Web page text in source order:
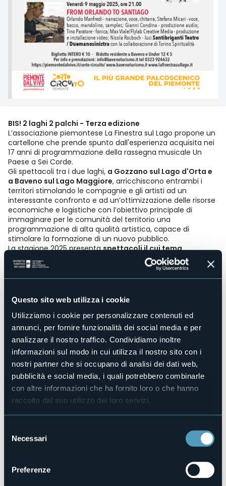
Questo sito web utilizza i cookie
Utilizziamo i cookie per personalizzare contenuti ed
annunci, per fornire funzionalità dei social media e per
analizzare il nostro traffico. Condividiamo inoltre
informazioni sul modo in cui utilizza il nostro sito con i
nostri partner che si occupano di analisi dei dati web,
pubblicità e social media, i quali potrebbero combinarle
con altre informazioni che ha fornito loro o che hanno
raccolto dal suo utilizzo dei loro servizi.
delNecessari
Preferenze
BIS! 2 laghi 2 palchi - Terza edizione
L’associazione piemontese La Finestra sul Lago propone un
cartellone che prende spunto dall'esperienza acquisita nei
17 anni di programmazione della rassegna musicale Un
Paese a Sei Corde.
Gli spettacoli tra i due laghi, a Gozzano sul Lago d'Orta e
a Baveno sul Lago Maggiore, arricchiscono entrambi i
territori stimolando le compagnie e gli artisti ad un
interessante confronto e ad un’ottimizzazione delle risorse
economiche e logistiche con l’obiettivo principale di
immaginare per le comunità del territorio una
programmazione di alta qualità artistica, capace di
stimolare la formazione di un nuovo pubblico.
La stagione 2025 presentaspettacoli il cui tema
principale è il viaggio
, perché viaggiare nello spazio e nel
tempo è speranza, scoperta e conoscenza.
Baveno venerdì 24 gennaio 2025 ore 21 - Centro
Culturale Nostr@domus
piazza della chiesa, 6
Drammaturgia di Antonio Damasco
Musiche di Maurizio Verna
In scena Antonio Damasco e Maurizio Verna
TEATRO DELLE FORME
La favola cantata che nel 2024 ha risalito la penisola, da
Lampedusa a Bardonecchia, racconta una storia antica e
contemporanea, fatta di uomini, donne e bambini in
premio Nobel per la pace, Fridtjof Nansen, inventò un
passaporto per apolidi, così per salire sull’isola di Espérer